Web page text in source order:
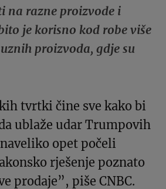
na razne proizvode i
je korisno kod robe više
proizvoda, gdje su
tvrtki čine sve kako bi
ublaže udar Trumpovih
opet počeli
rješenje poznato
prodaje”, piše CNBC.